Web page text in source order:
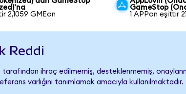
2,1059 GMEon
GameStop
1 APPon eşittir
Reddi
tarafından ihraç edilmemiş, desteklenmemiş,
varlığını tanımlamak amacıyla kullanılmaktadır.